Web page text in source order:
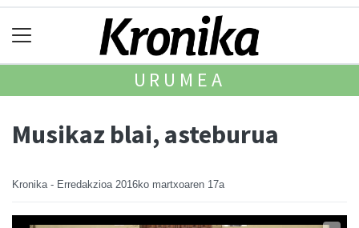
URUMEA
Musikaz blai, asteburua
Kronika - Erredakzioa 2016ko martxoaren 17a